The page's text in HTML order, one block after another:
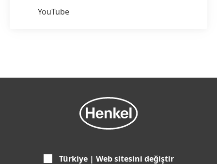
YouTube
Türkiye | Web sitesini değiştir